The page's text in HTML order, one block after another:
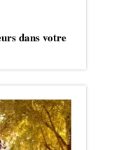
dans votre